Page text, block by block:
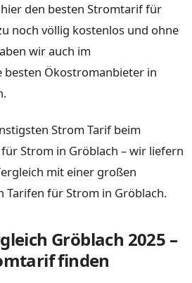
den besten Stromtarif für
noch völlig kostenlos und ohne
wir auch im
Ökostromanbieter in
Strom Tarif beim
Strom in Gröblach – wir liefern
mit einer großen
Tarifen für Strom in Gröblach.
Gröblach 2025 –
finden